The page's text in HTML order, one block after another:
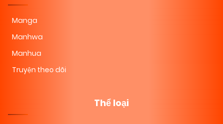
Manga
Manhwa
Manhua
Truyện theo dõi
Thể loại